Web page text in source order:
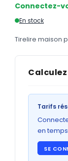
Chemises
GRAND
Abribus
Connectez-
En stock
Tirelire maison
Tarifs
en
SE